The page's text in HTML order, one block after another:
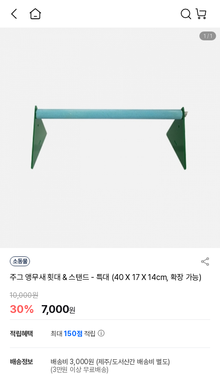
1 / 1
소동물
주그 앵무새 횟대 & 스탠드 - 특대 (40 X 17 X 14cm, 확장 가능)
10,000원
30% 7,000원
적립혜택 최대150점 적립
배송정보 배송비 3,000원 (제주/도서산간 배송비 별도)
(3만원 이상 무료배송)